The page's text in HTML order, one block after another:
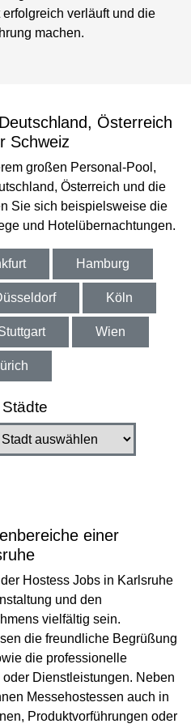
verläuft und die
machen.
Österreich
Schweiz
großen Personal-Pool,
Österreich und die
Sie sich beispielsweise die
und Hotelübernachtungen.
Hamburg
Köln
Wien
einer
Hostess Jobs in Karlsruhe
und den
vielfältig sein.
die freundliche Begrüßung
die professionelle
Dienstleistungen. Neben
Messehostessen auch in
Produktvorführungen oder